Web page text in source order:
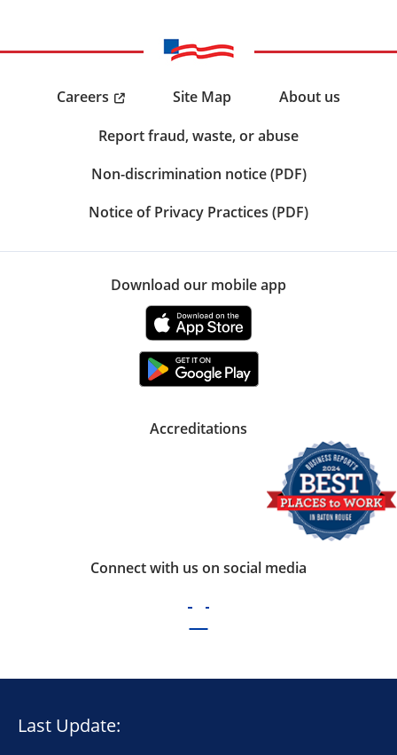
Careers Site Map
About us
Report fraud, waste, or abuse
Non-discrimination notice (PDF)
Notice of Privacy Practices (PDF)
Download our mobile app
Accreditations
Connect with us on social media
Last Update: